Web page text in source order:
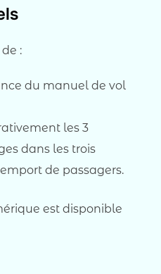
:
du manuel de vol
les 3
dans les trois
de passagers.
est disponible